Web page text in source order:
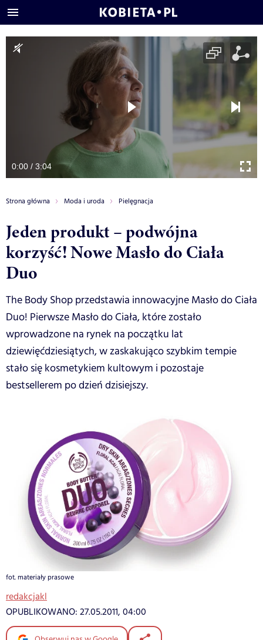
0:00 / 3:04
Strona główna Moda i uroda Pielęgnacja
Jeden produkt – podwójna
korzyść! Nowe Masło do Ciała
Duo
The Body Shop przedstawia innowacyjne Masło do Ciała
Duo! Pierwsze Masło do Ciała, które zostało
wprowadzone na rynek na początku lat
dziewięćdziesiątych, w zaskakująco szybkim tempie
stało się kosmetykiem kultowym i pozostaje
bestsellerem po dzień dzisiejszy.
fot. materiały prasowe
redakcjakl
OPUBLIKOWANO: 27.05.2011, 04:00